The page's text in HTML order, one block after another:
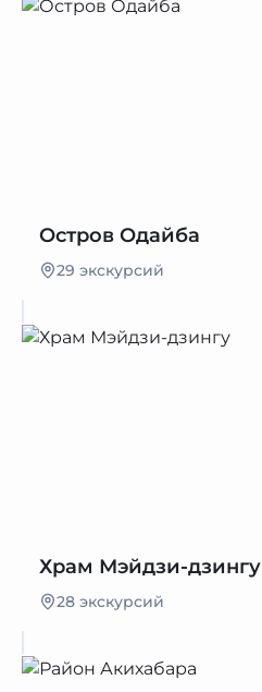
Остров Одайба
29 экскурсий
Храм Мэйдзи-дзингу
28 экскурсий